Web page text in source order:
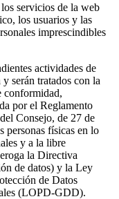
servicios de la web
los usuarios y las
imprescindibles
actividades de
serán tratados con la
conformidad,
por el Reglamento
Consejo, de 27 de
personas físicas en lo
y a la libre
la Directiva
de datos) y la Ley
de Datos
(LOPD-GDD).